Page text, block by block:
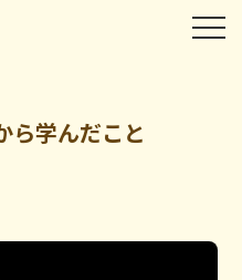
ら学んだこと